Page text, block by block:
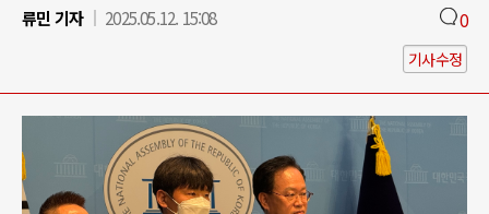
류민 기자
2025.05.12. 15:08 0
기사수정